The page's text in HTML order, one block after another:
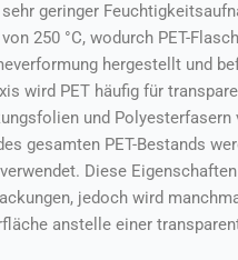
geringer
250 °C, wodurch PET-
hergestellt und
wird PET häufig für
und Polyesterfasern
gesamten PET-Bestands
Diese
jedoch wird
anstelle einer